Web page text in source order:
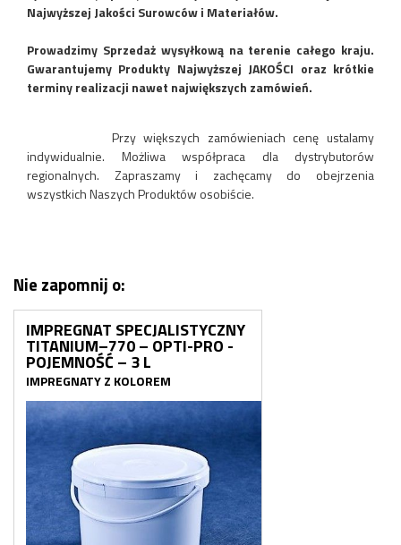
Najwyższej Jakości Surowców i Materiałów.
Prowadzimy Sprzedaż wysyłkową na terenie całego kraju.
Gwarantujemy Produkty Najwyższej JAKOŚCI oraz krótkie
terminy realizacji nawet największych zamówień.
Przy większych zamówieniach cenę ustalamy
indywidualnie. Możliwa współpraca dla dystrybutorów
regionalnych. Zapraszamy i zachęcamy do obejrzenia
wszystkich Naszych Produktów osobiście.
Nie zapomnij o:
IMPREGNAT SPECJALISTYCZNY
TITANIUM–770 – OPTI-PRO -
POJEMNOŚĆ – 3 L
IMPREGNATY Z KOLOREM